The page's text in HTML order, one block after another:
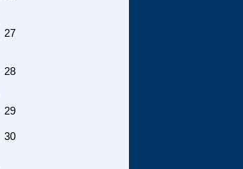
27
28
29
30